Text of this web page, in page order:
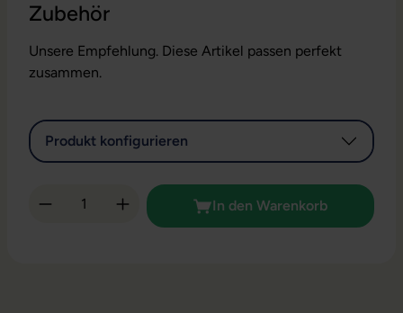
Zubehör
Unsere Empfehlung. Diese Artikel passen perfekt
zusammen.
Produkt konfigurieren
Produkt Anzahl: Gib den gewünschten
In den Warenkorb